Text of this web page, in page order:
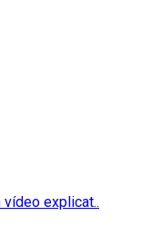
vídeo explicat..